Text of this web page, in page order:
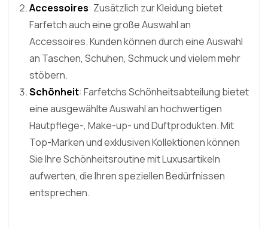
Accessoires: Zusätzlich zur Kleidung bietet
Farfetch auch eine große Auswahl an
Accessoires. Kunden können durch eine Auswahl
an Taschen, Schuhen, Schmuck und vielem mehr
stöbern.
Schönheit: Farfetchs Schönheitsabteilung bietet
eine ausgewählte Auswahl an hochwertigen
Hautpflege-, Make-up- und Duftprodukten. Mit
Top-Marken und exklusiven Kollektionen können
Sie Ihre Schönheitsroutine mit Luxusartikeln
aufwerten, die Ihren speziellen Bedürfnissen
entsprechen.